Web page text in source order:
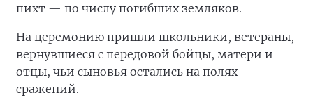
пихт — по числу погибших земляков.
На церемонию пришли школьники, ветераны,
вернувшиеся с передовой бойцы, матери и
отцы, чьи сыновья остались на полях
сражений.